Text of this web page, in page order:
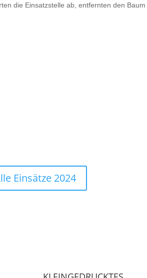
die Einsatzstelle ab, entfernten den
Einsätze 2024